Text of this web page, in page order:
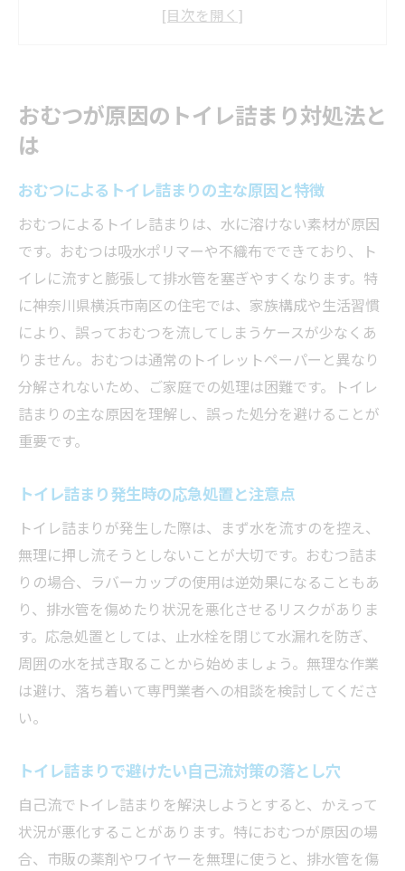
トイレ詰まりを防ぐための日常管理のコツ
法
トイレ詰まり修理の費用相場と内訳を解説
おむつが詰まった際の追加料金リスクとは
見積もり時に確認すべきトイレ詰まり料金
のポイント
高額請求を防ぐためのトイレ修理依頼の注
意点
トイレ詰まり費用の比較検討で損しない方
項目
異物混入による水回りトラブルの実態を解説
異物によるトイレ詰まりが発生する仕組み
とは
トイレットペーパーの使用量にも注意が必
水のトラブルを事前に防ぐための習慣づく
トイレ詰まり発生時の正しい初動対応方法
自力でできるトイレ詰まりの応急処置ガイド
おむつが原因のトイレ詰まり対処法と
は
おむつによるトイレ詰まりの主な原因と特徴
おむつによるトイレ詰まりは、水に溶けない素材が原因
です。おむつは吸水ポリマーや不織布でできており、ト
イレに流すと膨張して排水管を塞ぎやすくなります。特
に神奈川県横浜市南区の住宅では、家族構成や生活習慣
により、誤っておむつを流してしまうケースが少なくあ
りません。おむつは通常のトイレットペーパーと異なり
分解されないため、ご家庭での処理は困難です。トイレ
詰まりの主な原因を理解し、誤った処分を避けることが
重要です。
トイレ詰まり発生時の応急処置と注意点
トイレ詰まりが発生した際は、まず水を流すのを控え、
無理に押し流そうとしないことが大切です。おむつ詰ま
りの場合、ラバーカップの使用は逆効果になることもあ
り、排水管を傷めたり状況を悪化させるリスクがありま
す。応急処置としては、止水栓を閉じて水漏れを防ぎ、
周囲の水を拭き取ることから始めましょう。無理な作業
は避け、落ち着いて専門業者への相談を検討してくださ
い。
トイレ詰まりで避けたい自己流対策の落とし穴
自己流でトイレ詰まりを解決しようとすると、かえって
状況が悪化することがあります。特におむつが原因の場
合、市販の薬剤やワイヤーを無理に使うと、排水管を傷